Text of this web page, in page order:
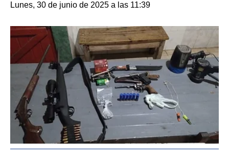
Lunes, 30 de junio de 2025 a las 11:39